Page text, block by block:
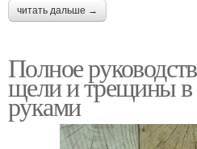
читать дальше →
Полное
щели и трещины в
руками